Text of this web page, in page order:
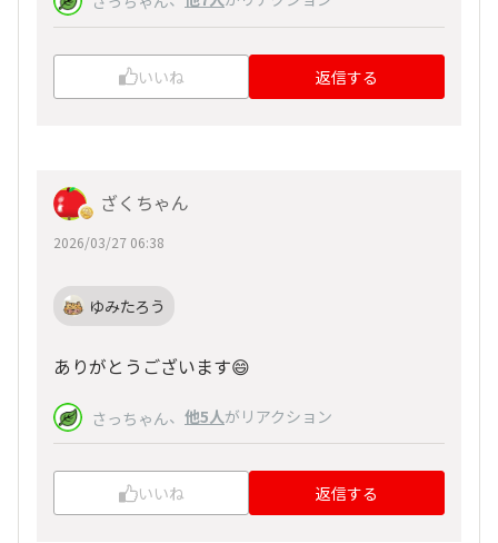
いいね 返信する
ざくちゃん
2026/03/27 06:38
ゆみたろう
ありがとうございます😄
さっちゃん、 他5人がリアクション
いいね 返信する